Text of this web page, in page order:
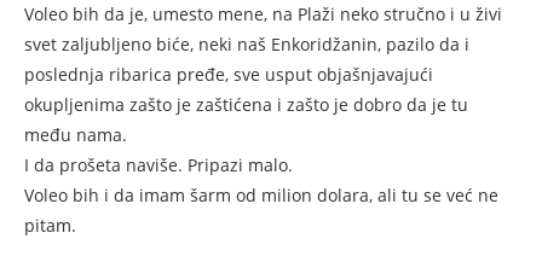
Voleo bih da je, umesto mene, na Plaži neko stručno i u živi
svet zaljubljeno biće, neki naš Enkoridžanin, pazilo da i
poslednja ribarica pređe, sve usput objašnjavajući
okupljenima zašto je zaštićena i zašto je dobro da je tu
među nama.
I da prošeta naviše. Pripazi malo.
Voleo bih i da imam šarm od milion dolara, ali tu se već ne
pitam.